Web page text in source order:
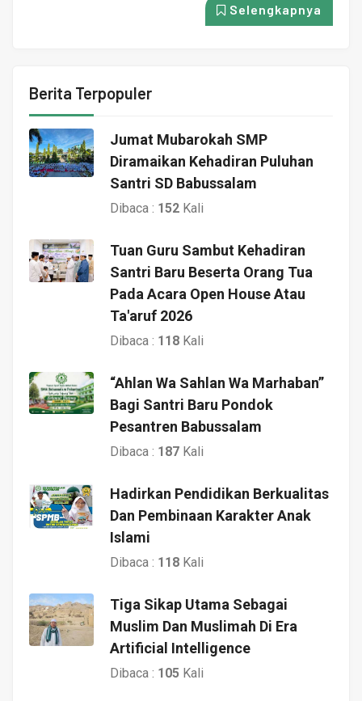
Selengkapnya
Berita Terpopuler
Jumat Mubarokah SMP
Diramaikan Kehadiran Puluhan
Santri SD Babussalam
Dibaca : 152 Kali
Tuan Guru Sambut Kehadiran
Santri Baru Beserta Orang Tua
Pada Acara Open House Atau
Ta'aruf 2026
Dibaca : 118 Kali
“Ahlan Wa Sahlan Wa Marhaban”
Bagi Santri Baru Pondok
Pesantren Babussalam
Dibaca : 187 Kali
Hadirkan Pendidikan Berkualitas
Dan Pembinaan Karakter Anak
Islami
Dibaca : 118 Kali
Tiga Sikap Utama Sebagai
Muslim Dan Muslimah Di Era
Artificial Intelligence
Dibaca : 105 Kali